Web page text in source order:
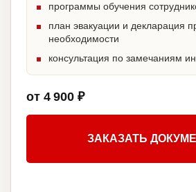
программы обучения
план эвакуации и декларация
необходимости
консультация по замечаниям
от 4 900 ₽
ЗАКАЗАТЬ